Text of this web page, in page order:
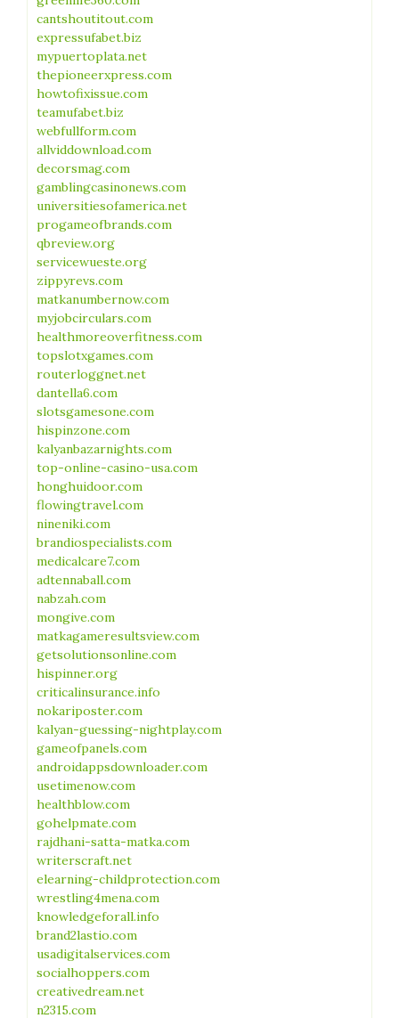
cantshoutitout.com
expressufabet.biz
mypuertoplata.net
thepioneerxpress.com
howtofixissue.com
teamufabet.biz
webfullform.com
allviddownload.com
decorsmag.com
gamblingcasinonews.com
universitiesofamerica.net
progameofbrands.com
qbreview.org
servicewueste.org
zippyrevs.com
matkanumbernow.com
myjobcirculars.com
healthmoreoverfitness.com
topslotxgames.com
routerloggnet.net
dantella6.com
slotsgamesone.com
hispinzone.com
kalyanbazarnights.com
top-online-casino-usa.com
honghuidoor.com
flowingtravel.com
nineniki.com
brandiospecialists.com
medicalcare7.com
adtennaball.com
nabzah.com
mongive.com
matkagameresultsview.com
getsolutionsonline.com
hispinner.org
criticalinsurance.info
nokariposter.com
kalyan-guessing-nightplay.com
gameofpanels.com
androidappsdownloader.com
usetimenow.com
healthblow.com
gohelpmate.com
rajdhani-satta-matka.com
writerscraft.net
elearning-childprotection.com
wrestling4mena.com
knowledgeforall.info
brand2lastio.com
usadigitalservices.com
socialhoppers.com
creativedream.net
n2315.com